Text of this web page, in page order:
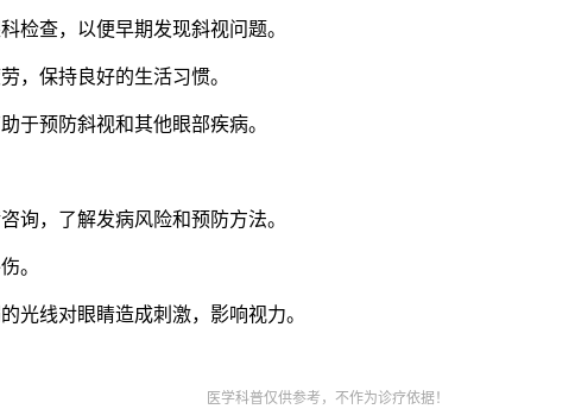
检查，以便早期发现斜视问题。
，保持良好的生活习惯。
于预防斜视和其他眼部疾病。
询，了解发病风险和预防方法。
。
光线对眼睛造成刺激，影响视力。
医学科普仅供参考，不作为诊疗依据！